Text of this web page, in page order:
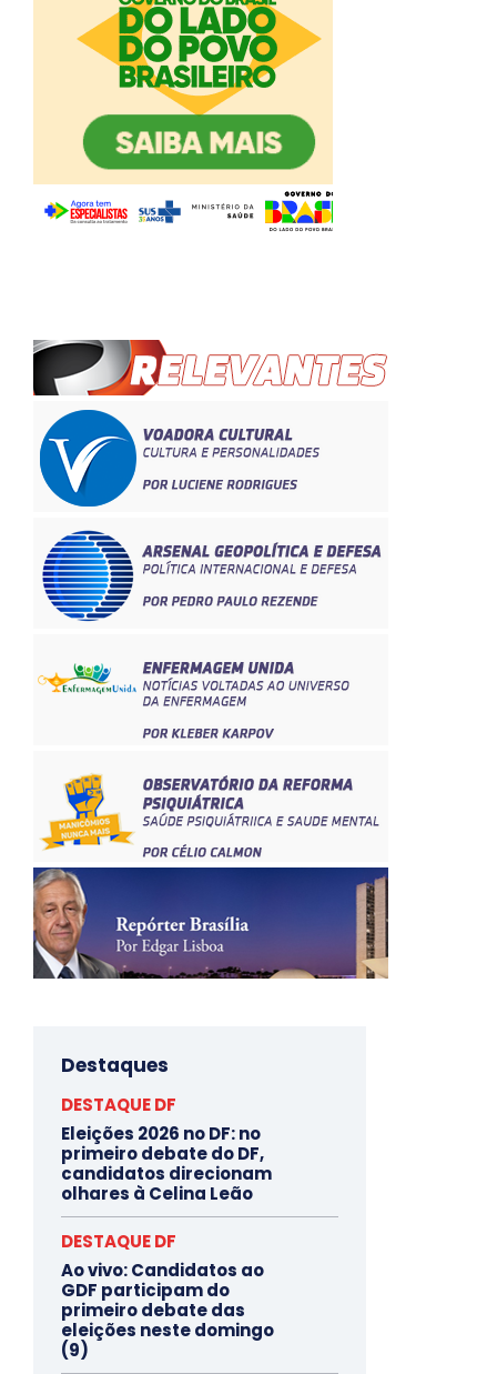
Destaques
DESTAQUE DF
Eleições 2026 no DF: no
primeiro debate do DF,
candidatos direcionam
olhares à Celina Leão
DESTAQUE DF
Ao vivo: Candidatos ao
GDF participam do
primeiro debate das
eleições neste domingo
(9)